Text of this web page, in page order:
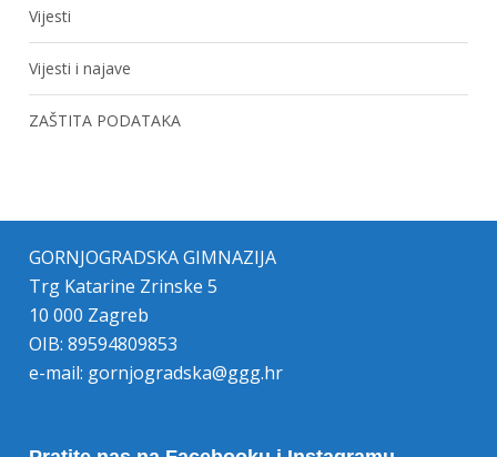
Vijesti
Vijesti i najave
ZAŠTITA PODATAKA
GORNJOGRADSKA GIMNAZIJA
Trg Katarine Zrinske 5
10 000 Zagreb
OIB: 89594809853
e-mail: gornjogradska@ggg.hr